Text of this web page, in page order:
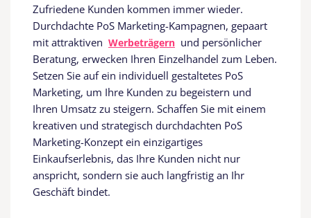
Zufriedene Kunden kommen immer wieder.
Durchdachte PoS Marketing-Kampagnen, gepaart
mit attraktiven Werbeträgern und persönlicher
Beratung, erwecken Ihren Einzelhandel zum Leben.
Setzen Sie auf ein individuell gestaltetes PoS
Marketing, um Ihre Kunden zu begeistern und
Ihren Umsatz zu steigern. Schaffen Sie mit einem
kreativen und strategisch durchdachten PoS
Marketing-Konzept ein einzigartiges
Einkaufserlebnis, das Ihre Kunden nicht nur
anspricht, sondern sie auch langfristig an Ihr
Geschäft bindet.